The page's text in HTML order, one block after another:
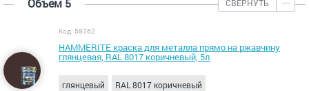
Объем 5 СВЕРНУТЬ
Код: 58762
HAMMERITE краска для металла прямо на ржавчину
глянцевая, RAL 8017 коричневый, 5л
глянцевый RAL 8017 коричневый